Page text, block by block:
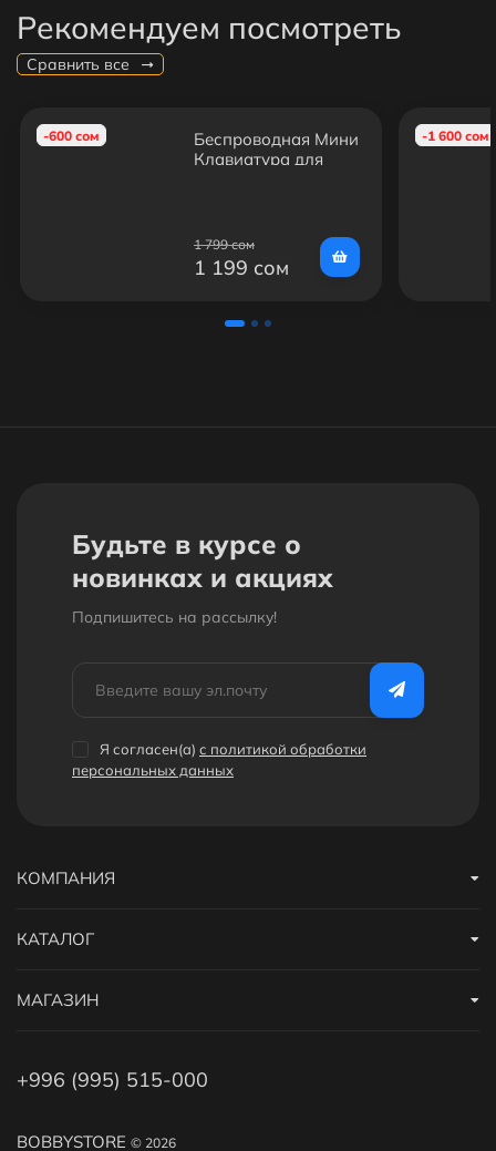
Рекомендуем посмотреть
Сравнить все
-600 сом
Беспроводная Мини
Клавиатура для
1 799 сом
1 199 сом
-1 600 сом
Будьте в курсе о
новинках и акциях
Подпишитесь на рассылкy!
Я согласен(a) с политикой обработки
персональных данных
BOBBYSTORE © 2026
КОМПАНИЯ
КАТАЛОГ
МАГАЗИН
+996 (995) 515-000